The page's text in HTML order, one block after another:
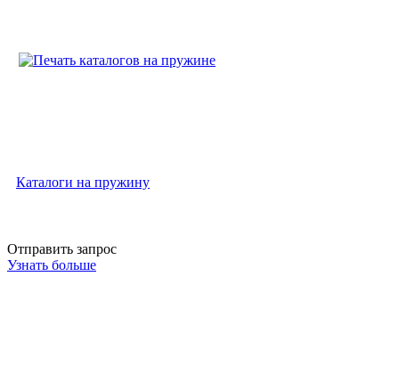
Каталоги на пружину
Отправить запрос
Узнать больше